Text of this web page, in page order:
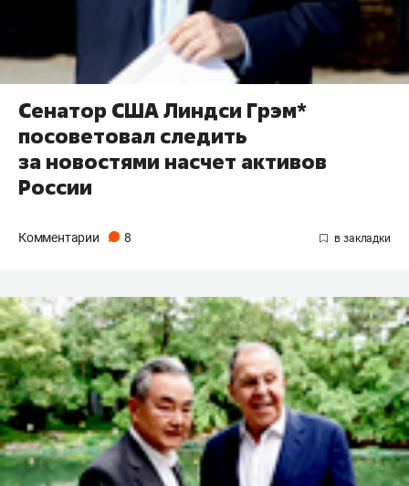
Сенатор США Линдси Грэм*
посоветовал следить
за новостями насчет активов
России
Комментарии 8